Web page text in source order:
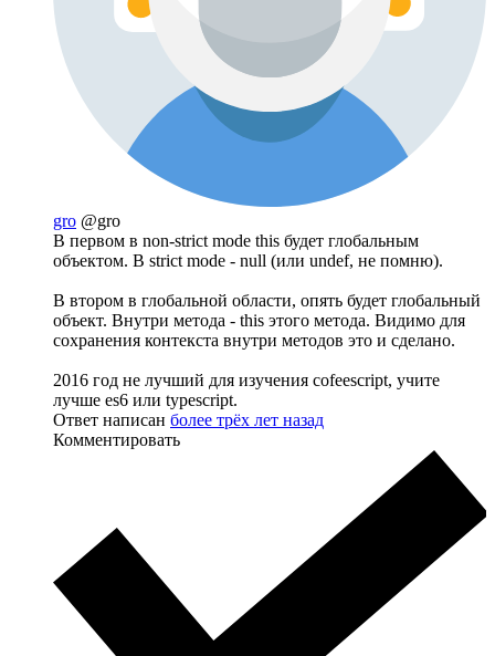
gro @gro
В первом в non-strict mode this будет глобальным
объектом. В strict mode - null (или undef, не помню).
В втором в глобальной области, опять будет глобальный
объект. Внутри метода - this этого метода. Видимо для
сохранения контекста внутри методов это и сделано.
2016 год не лучший для изучения cofeescript, учите
лучше es6 или typescript.
Ответ написан более трёх лет назад
Комментировать